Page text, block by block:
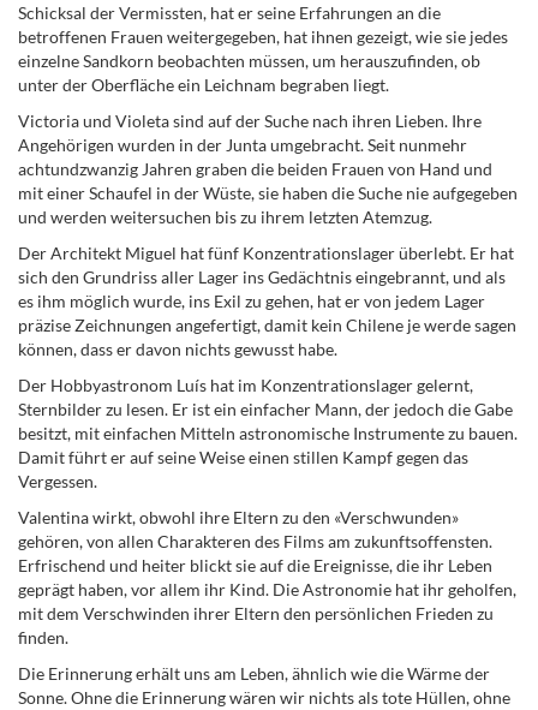
Schicksal der Vermissten, hat er seine Erfahrungen an die
betroffenen Frauen weitergegeben, hat ihnen gezeigt, wie sie jedes
einzelne Sandkorn beobachten müssen, um herauszufinden, ob
unter der Oberfläche ein Leichnam begraben liegt.
Victoria und Violeta sind auf der Suche nach ihren Lieben. Ihre
Angehörigen wurden in der Junta umgebracht. Seit nunmehr
achtundzwanzig Jahren graben die beiden Frauen von Hand und
mit einer Schaufel in der Wüste, sie haben die Suche nie aufgegeben
und werden weitersuchen bis zu ihrem letzten Atemzug.
Der Architekt Miguel hat fünf Konzentrationslager überlebt. Er hat
sich den Grundriss aller Lager ins Gedächtnis eingebrannt, und als
es ihm möglich wurde, ins Exil zu gehen, hat er von jedem Lager
präzise Zeichnungen angefertigt, damit kein Chilene je werde sagen
können, dass er davon nichts gewusst habe.
Der Hobbyastronom Luís hat im Konzentrationslager gelernt,
Sternbilder zu lesen. Er ist ein einfacher Mann, der jedoch die Gabe
besitzt, mit einfachen Mitteln astronomische Instrumente zu bauen.
Damit führt er auf seine Weise einen stillen Kampf gegen das
Vergessen.
Valentina wirkt, obwohl ihre Eltern zu den «Verschwunden»
gehören, von allen Charakteren des Films am zukunftsoffensten.
Erfrischend und heiter blickt sie auf die Ereignisse, die ihr Leben
geprägt haben, vor allem ihr Kind. Die Astronomie hat ihr geholfen,
mit dem Verschwinden ihrer Eltern den persönlichen Frieden zu
finden.
Die Erinnerung erhält uns am Leben, ähnlich wie die Wärme der
Sonne. Ohne die Erinnerung wären wir nichts als tote Hüllen, ohne